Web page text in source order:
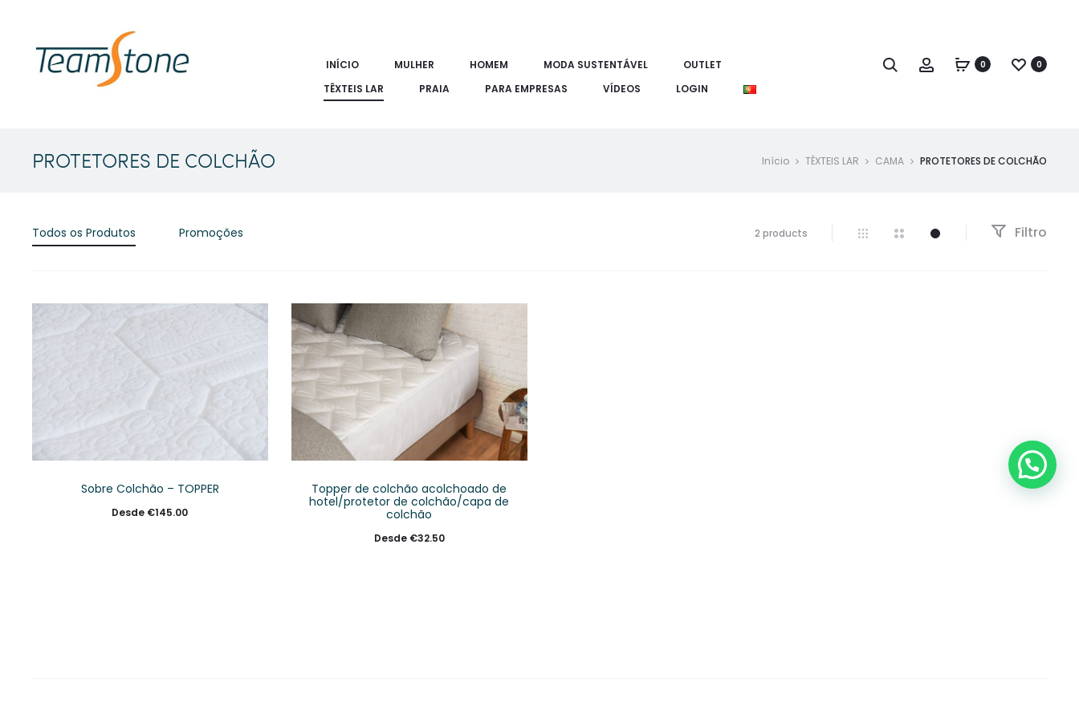
INÍCIO MULHER HOMEM MODA SUSTENTÁVEL
OUTLET
TÊXTEIS LAR
PRAIA PARA EMPRESAS VÍDEOS LOGIN
0 0
PROTETORES DE COLCHÃO Início TÊXTEIS LAR CAMA PROTETORES DE COLCHÃO
Todos os Produtos Promoções 2 products Filtro
Sobre Colchão – TOPPER
Desde €145.00
Topper de colchão acolchoado de
hotel/protetor de colchão/capa de
colchão
Desde €32.50